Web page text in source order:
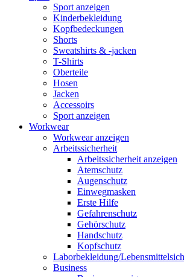
Sport anzeigen
Kinderbekleidung
Kopfbedeckungen
Shorts
Sweatshirts & -jacken
T-Shirts
Oberteile
Hosen
Jacken
Accessoirs
Sport anzeigen
Workwear
Workwear anzeigen
Arbeitssicherheit
Arbeitssicherheit anzeigen
Atemschutz
Augenschutz
Einwegmasken
Erste Hilfe
Gefahrenschutz
Gehörschutz
Handschutz
Kopfschutz
Laborbekleidung/
Business